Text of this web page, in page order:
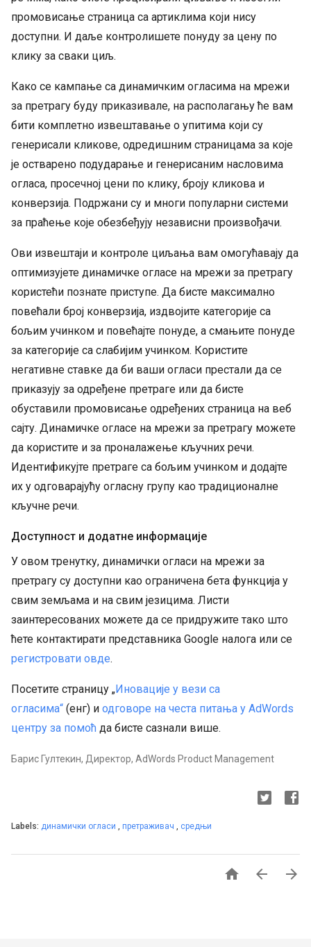
промовисање страница са артиклима који нису
доступни. И даље контролишете понуду за цену по
клику за сваки циљ.
Како се кампање са динамичким огласима на мрежи
за претрагу буду приказивале, на располагању ће вам
бити комплетно извештавање о упитима који су
генерисали кликове, одредишним страницама за које
је остварено подударање и генерисаним насловима
огласа, просечној цени по клику, броју кликова и
конверзија. Подржани су и многи популарни системи
за праћење које обезбеђују независни произвођачи.
Ови извештаји и контроле циљања вам омогућавају да
оптимизујете динамичке огласе на мрежи за претрагу
користећи познате приступе. Да бисте максимално
повећали број конверзија, издвојите категорије са
бољим учинком и повећајте понуде, а смањите понуде
за категорије са слабијим учинком. Користите
негативне ставке да би ваши огласи престали да се
приказују за одређене претраге или да бисте
обуставили промовисање одређених страница на веб
сајту. Динамичке огласе на мрежи за претрагу можете
да користите и за проналажење кључних речи.
Идентификујте претраге са бољим учинком и додајте
их у одговарајућу огласну групу као традиционалне
кључне речи.
Доступност и додатне информације
У овом тренутку, динамички огласи на мрежи за
претрагу су доступни као ограничена бета функција у
свим земљама и на свим језицима. Листи
заинтересованих можете да се придружите тако што
ћете контактирати представника Google налога или се
регистровати овде.
Посетите страницу „Иновације у вези са
огласима“ (енг) и одговоре на честа питања у AdWords
центру за помоћ да бисте сазнали више.
Барис Гултекин, Директор, AdWords Product Management
Labels: динамички огласи , претраживач , средњи
  